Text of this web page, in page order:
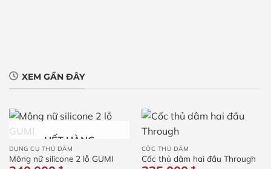
XEM GẦN ĐÂY
HẾT HÀNG
DỤNG CỤ THỦ DÂM
Mông nữ silicone 2 lỗ GUMI
CỐC THỦ DÂM
Cốc thủ dâm hai đầu Through